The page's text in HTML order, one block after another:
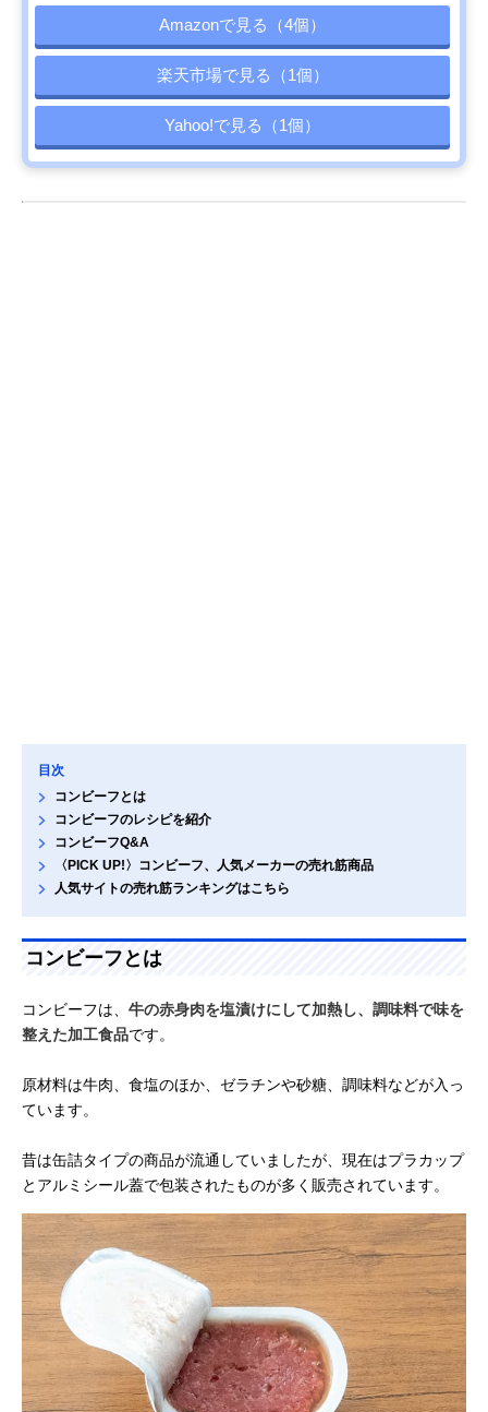
Amazonで見る（4個）
楽天市場で見る（1個）
Yahoo!で見る（1個）
目次
コンビーフとは
コンビーフのレシピを紹介
コンビーフQ&A
〈PICK UP!〉コンビーフ、人気メーカーの売れ筋商品
人気サイトの売れ筋ランキングはこちら
コンビーフとは
コンビーフは、 牛の赤身肉を塩漬けにして加熱し、調味料で味を
整えた加工食品です。
原材料は牛肉、食塩のほか、ゼラチンや砂糖、調味料などが入っ
ています。
昔は缶詰タイプの商品が流通していましたが、現在はプラカップ
とアルミシール蓋で包装されたものが多く販売されています。